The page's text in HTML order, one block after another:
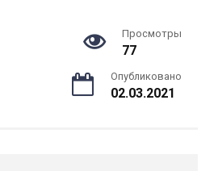
Просмотры
77
Опубликовано
02.03.2021